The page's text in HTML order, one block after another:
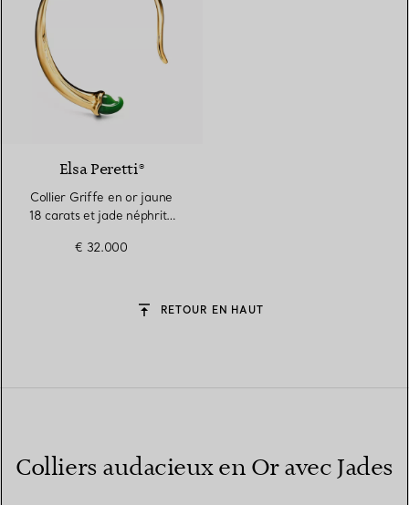
Elsa Peretti®
Collier Griffe en or jaune
18 carats et jade néphrite
€ 32.000
RETOUR EN HAUT
Colliers audacieux en Or avec Jades